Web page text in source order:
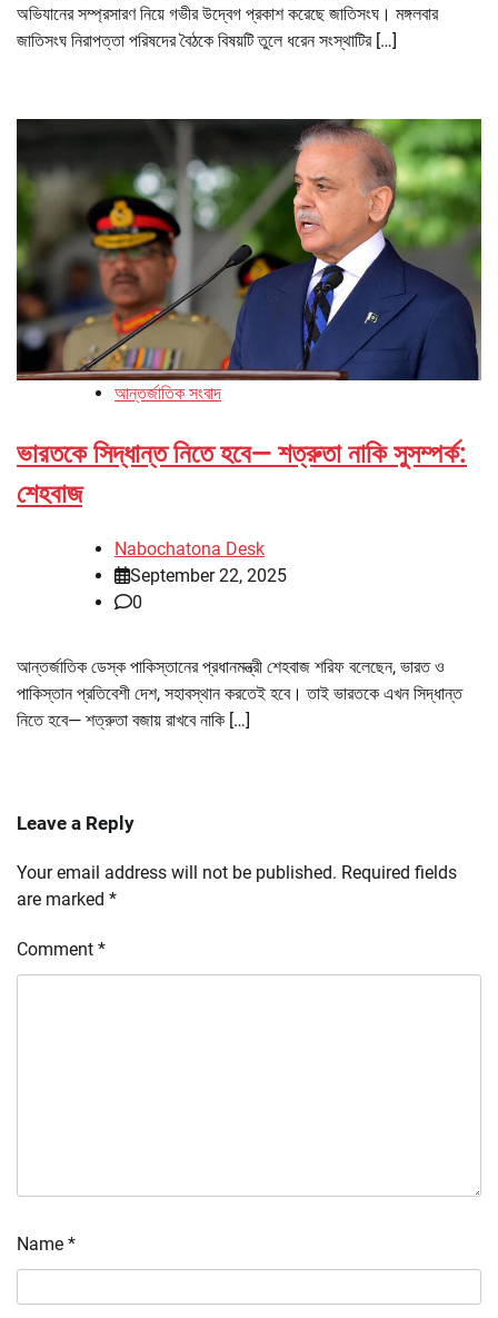
অভিযানের সম্প্রসারণ নিয়ে গভীর উদ্বেগ প্রকাশ করেছে জাতিসংঘ। মঙ্গলবার
জাতিসংঘ নিরাপত্তা পরিষদের বৈঠকে বিষয়টি তুলে ধরেন সংস্থাটির […]
আন্তর্জাতিক সংবাদ
ভারতকে সিদ্ধান্ত নিতে হবে— শত্রুতা নাকি সুসম্পর্ক:
শেহবাজ
Nabochatona Desk
September 22, 2025
0
আন্তর্জাতিক ডেস্ক পাকিস্তানের প্রধানমন্ত্রী শেহবাজ শরিফ বলেছেন, ভারত ও
পাকিস্তান প্রতিবেশী দেশ, সহাবস্থান করতেই হবে। তাই ভারতকে এখন সিদ্ধান্ত
নিতে হবে— শত্রুতা বজায় রাখবে নাকি […]
Leave a Reply
Your email address will not be published. Required fields
are marked *
Comment *
Name *